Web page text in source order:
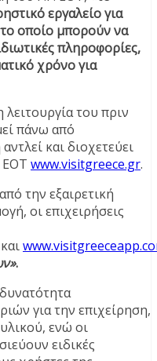
εργαλείο για
οποίο μπορούν να
πληροφορίες,
χρόνο για
του πριν
πάνω από
και διοχετεύει
ΕΟΤ www.visitgreece.gr.
την εξαιρετική
οι επιχειρήσεις
και
.
για την επιχείρηση,
ενώ οι
ειδικές